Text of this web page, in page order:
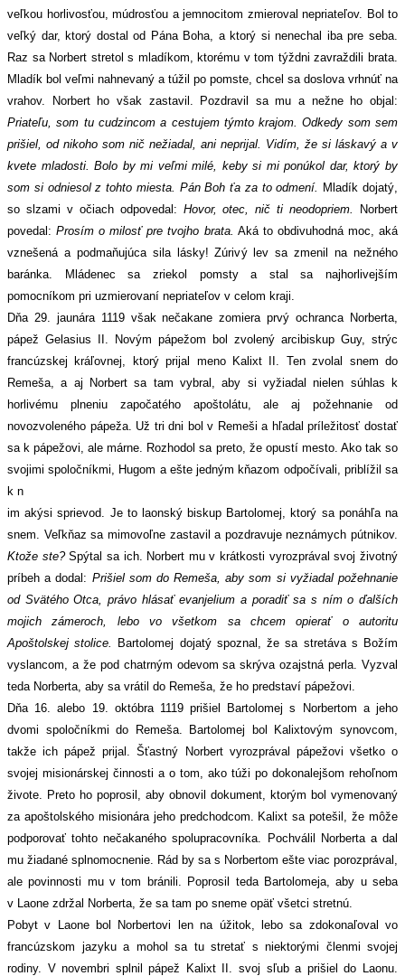
veľkou horlivosťou, múdrosťou a jemnocitom zmieroval nepriateľov. Bol to
veľký dar, ktorý dostal od Pána Boha, a ktorý si nenechal iba pre seba.
Raz sa Norbert stretol s mladíkom, ktorému v tom týždni zavraždili brata.
Mladík bol veľmi nahnevaný a túžil po pomste, chcel sa doslova vrhnúť na
vrahov. Norbert ho však zastavil. Pozdravil sa mu a nežne ho objal:
Priateľu, som tu cudzincom a cestujem týmto krajom. Odkedy som sem
prišiel, od nikoho som nič nežiadal, ani neprijal. Vidím, že si láskavý a v
kvete mladosti. Bolo by mi veľmi milé, keby si mi ponúkol dar, ktorý by
som si odniesol z tohto miesta. Pán Boh ťa za to odmení.
Mladík dojatý,
so slzami v očiach odpovedal: Hovor, otec, nič ti neodopriem.
Norbert
povedal:Prosím o milosť pre tvojho brata. Aká to obdivuhodná moc, aká
vznešená a podmaňujúca sila lásky! Zúrivý lev sa zmenil na nežného
baránka. Mládenec sa zriekol pomsty a stal sa najhorlivejším
pomocníkom pri uzmierovaní nepriateľov v celom kraji.
Dňa 29. jaunára 1119 však nečakane zomiera prvý ochranca Norberta,
pápež Gelasius II. Novým pápežom bol zvolený arcibiskup Guy, strýc
francúzskej kráľovnej, ktorý prijal meno Kalixt II. Ten zvolal snem do
Remeša, a aj Norbert sa tam vybral, aby si vyžiadal nielen súhlas k
horlivému plneniu započatého apoštolátu, ale aj požehnanie od
novozvoleného pápeža. Už tri dni bol v Remeši a hľadal príležitosť dostať
sa k pápežovi, ale márne. Rozhodol sa preto, že opustí mesto. Ako tak so
svojimi spoločníkmi, Hugom a ešte jedným kňazom odpočívali, priblížil sa
k n
im akýsi sprievod. Je to laonský biskup Bartolomej, ktorý sa ponáhľa na
snem. Veľkňaz sa mimovoľne zastavil a pozdravuje neznámych pútnikov.
Ktože ste?Spýtal sa ich. Norbert mu v krátkosti vyrozprával svoj životný
príbeh a dodal: Prišiel som do Remeša, aby som si vyžiadal požehnanie
od Svätého Otca, právo hlásať evanjelium a poradiť sa s ním o ďalších
mojich zámeroch, lebo vo všetkom sa chcem opierať o autoritu
Apoštolskej stolice.
Bartolomej dojatý spoznal, že sa stretáva s Božím
vyslancom, a že pod chatrným odevom sa skrýva ozajstná perla. Vyzval
teda Norberta, aby sa vrátil do Remeša, že ho predstaví pápežovi.
Dňa 16. alebo 19. októbra 1119 prišiel Bartolomej s Norbertom a jeho
dvomi spoločníkmi do Remeša. Bartolomej bol Kalixtovým synovcom,
takže ich pápež prijal. Šťastný Norbert vyrozprával pápežovi všetko o
svojej misionárskej činnosti a o tom, ako túži po dokonalejšom rehoľnom
živote. Preto ho poprosil, aby obnovil dokument, ktorým bol vymenovaný
za apoštolského misionára jeho predchodcom. Kalixt sa potešil, že môže
podporovať tohto nečakaného spolupracovníka. Pochválil Norberta a dal
mu žiadané splnomocnenie. Rád by sa s Norbertom ešte viac porozprával,
ale povinnosti mu v tom bránili. Poprosil teda Bartolomeja, aby u seba
v Laone zdržal Norberta, že sa tam po sneme opäť všetci stretnú.
Pobyt v Laone bol Norbertovi len na úžitok, lebo sa zdokonaľoval vo
francúzskom jazyku a mohol sa tu stretať s niektorými členmi svojej
rodiny. V novembri splnil pápež Kalixt II. svoj sľub a prišiel do Laonu.